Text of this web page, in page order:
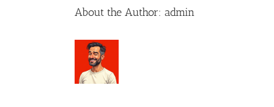
About the Author: admin